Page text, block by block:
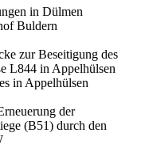
in Dülmen
Buldern
zur Beseitigung des
L844 in Appelhülsen
in Appelhülsen
der
(B51) durch den